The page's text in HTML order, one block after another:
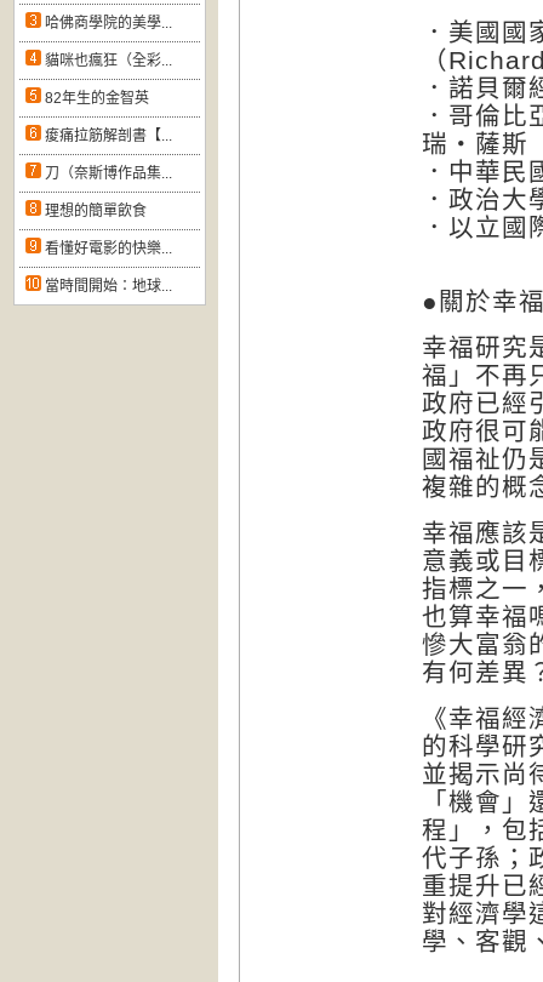
哈佛商學院的美學...
貓咪也瘋狂（全彩...
82年生的金智英
痠痛拉筋解剖書【...
刀（奈斯博作品集...
理想的簡單飲食
看懂好電影的快樂...
當時間開始：地球...
．美國
（
．諾貝
．哥倫
瑞‧薩斯
．中華
．政治大
．以立
●關於幸
幸福研究
福」不再
政府已經
政府很可
國福祉仍
複雜的概
幸福應該
意義或目
指標之一
也算幸福
慘大富翁
有何差異
《幸福
的科學研
並揭示尚
「機會
程」，包
代子孫；
重提升已
對經濟學
學、客觀